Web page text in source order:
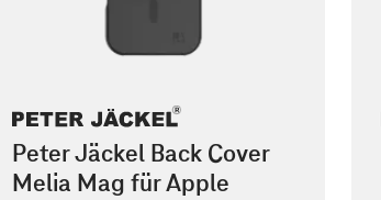
Peter Jäckel Back Cover
Melia Mag für Apple